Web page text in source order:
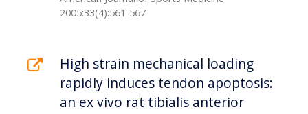
2005:33(4):561-567
High strain mechanical loading
rapidly induces tendon apoptosis:
an ex vivo rat tibialis anterior